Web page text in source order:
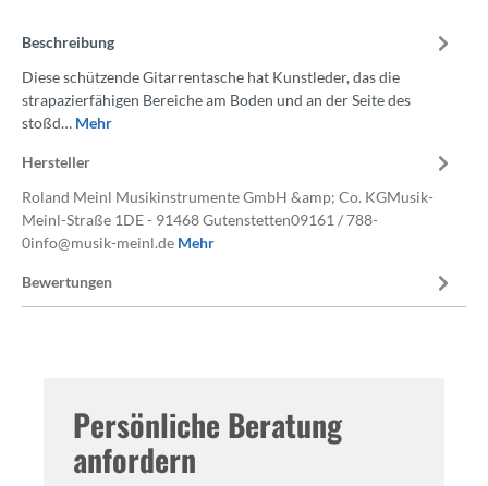
Beschreibung
Diese schützende Gitarrentasche hat Kunstleder, das die
strapazierfähigen Bereiche am Boden und an der Seite des
stoßd… Mehr
Hersteller
Roland Meinl Musikinstrumente GmbH &amp; Co. KGMusik-
Meinl-Straße 1DE - 91468 Gutenstetten09161 / 788-
0info@musik-meinl.de Mehr
Bewertungen
Persönliche Beratung
anfordern